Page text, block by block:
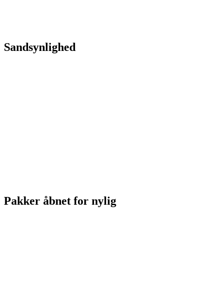
Sandsynlighed
Pakker åbnet for nylig